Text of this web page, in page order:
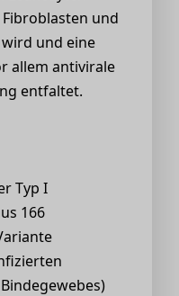
und
und eine
allem antivirale
entfaltet.
Typ I
166